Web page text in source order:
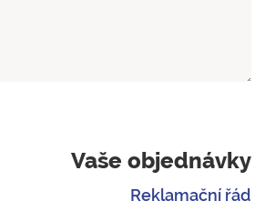
Vaše objednávky
Reklamační řád